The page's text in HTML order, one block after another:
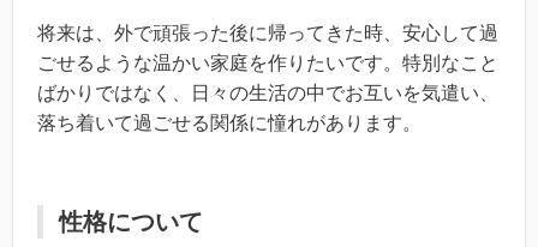
将来は、外で頑張った後に帰ってきた時、安心して過
ごせるような温かい家庭を作りたいです。特別なこと
ばかりではなく、日々の生活の中でお互いを気遣い、
落ち着いて過ごせる関係に憧れがあります。
性格について